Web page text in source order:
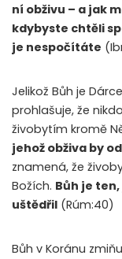
ní obživu – a jak
kdybyste chtěli
je nespočítáte
Jelikož Bůh je
prohlašuje, že
živobytím kromě
jehož obživa by
znamená, že
Božích. Bůh je
uštědřil (Rúm:40)
Bůh v Koránu